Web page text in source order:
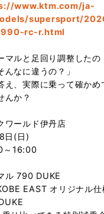
www.ktm.com/ja-
supersport/
rc-r.html
マルと足回り調整したの
んなに違うの？」
え、実際に乗って確かめ
んか？
ワールド伊丹店
日(日)
～16:00
ル 790 DUKE
EAST オリジナル仕